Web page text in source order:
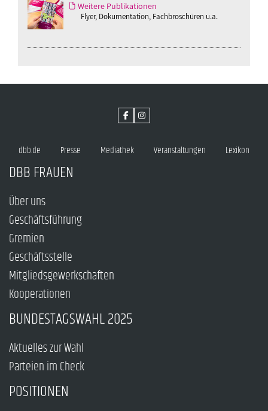
Weitere Publikationen
Flyer, Dokumentation, Fachbroschüren u.a.
dbb.de Presse Mediathek Veranstaltungen Lexikon
DBB FRAUEN
Über uns
Geschäftsführung
Gremien
Geschäftsstelle
Mitgliedsgewerkschaften
Kooperationen
BUNDESTAGSWAHL 2025
Aktuelles zur Wahl
Parteien im Check
POSITIONEN